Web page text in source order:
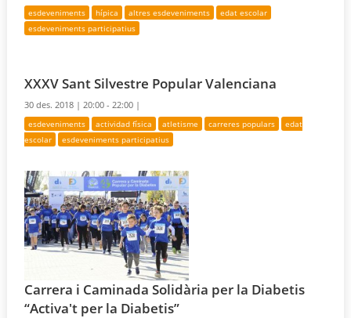
esdeveniments hípica altres esdeveniments
edat escolar
esdeveniments participatius
XXXV Sant Silvestre Popular Valenciana
30 des. 2018 | 20:00 - 22:00 |
esdeveniments actividad física atletisme carreres populars
edat
escolar
esdeveniments participatius
Carrera i Caminada Solidària per la Diabetis
“Activa't per la Diabetis”